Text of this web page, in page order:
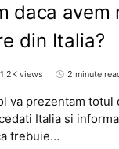
daca avem
din Italia?
1,2K views 2 minute
va prezentam totul
Italia si
trebuie…